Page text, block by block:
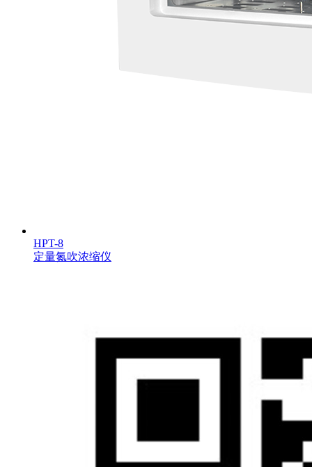
HPT-8
定量氮吹浓缩仪